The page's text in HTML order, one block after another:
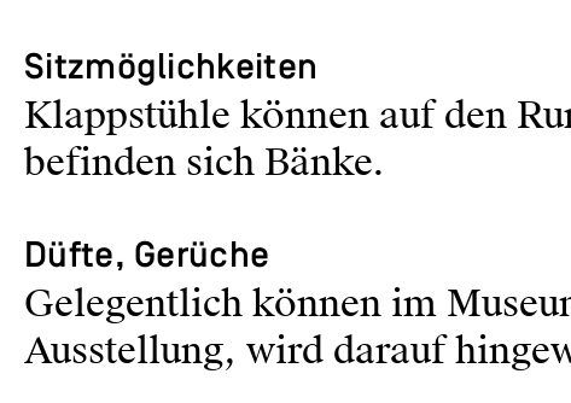
Sitzmöglichkeiten
Klappstühle können auf den
befinden sich Bänke.
Düfte, Gerüche
Gelegentlich können im
Ausstellung, wird darauf